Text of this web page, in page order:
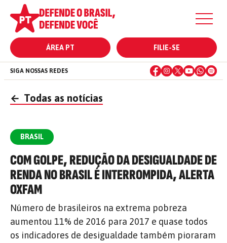
ÁREA PT FILIE-SE
SIGA NOSSAS REDES
← Todas as notícias
BRASIL
COM GOLPE, REDUÇÃO DA DESIGUALDADE DE
RENDA NO BRASIL É INTERROMPIDA, ALERTA
OXFAM
Número de brasileiros na extrema pobreza
aumentou 11% de 2016 para 2017 e quase todos
os indicadores de desigualdade também pioraram